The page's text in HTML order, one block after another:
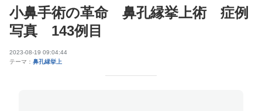
小鼻手術の革命 鼻孔縁挙上術 症例
写真 143例目
2023-08-19 09:04:44
テーマ： 鼻孔縁挙上